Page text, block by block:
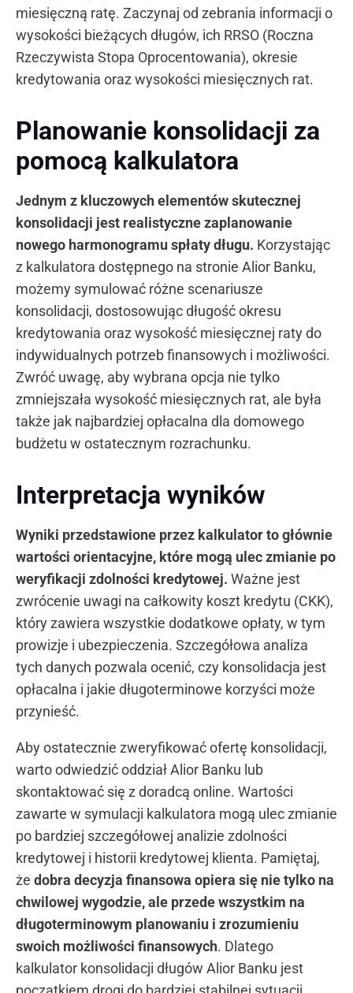
miesięczną ratę. Zaczynaj od zebrania informacji o
wysokości bieżących długów, ich RRSO (Roczna
Rzeczywista Stopa Oprocentowania), okresie
kredytowania oraz wysokości miesięcznych rat.
Planowanie konsolidacji za
pomocą kalkulatora
Jednym z kluczowych elementów skutecznej
konsolidacji jest realistyczne zaplanowanie
nowego harmonogramu spłaty długu. Korzystając
z kalkulatora dostępnego na stronie Alior Banku,
możemy symulować różne scenariusze
konsolidacji, dostosowując długość okresu
kredytowania oraz wysokość miesięcznej raty do
indywidualnych potrzeb finansowych i możliwości.
Zwróć uwagę, aby wybrana opcja nie tylko
zmniejszała wysokość miesięcznych rat, ale była
także jak najbardziej opłacalna dla domowego
budżetu w ostatecznym rozrachunku.
Interpretacja wyników
Wyniki przedstawione przez kalkulator to głównie
wartości orientacyjne, które mogą ulec zmianie po
weryfikacji zdolności kredytowej. Ważne jest
zwrócenie uwagi na całkowity koszt kredytu (CKK),
który zawiera wszystkie dodatkowe opłaty, w tym
prowizje i ubezpieczenia. Szczegółowa analiza
tych danych pozwala ocenić, czy konsolidacja jest
opłacalna i jakie długoterminowe korzyści może
przynieść.
Aby ostatecznie zweryfikować ofertę konsolidacji,
warto odwiedzić oddział Alior Banku lub
skontaktować się z doradcą online. Wartości
zawarte w symulacji kalkulatora mogą ulec zmianie
po bardziej szczegółowej analizie zdolności
kredytowej i historii kredytowej klienta. Pamiętaj,
że dobra decyzja finansowa opiera się nie tylko na
chwilowej wygodzie, ale przede wszystkim na
długoterminowym planowaniu i zrozumieniu
swoich możliwości finansowych. Dlatego
kalkulator konsolidacji długów Alior Banku jest